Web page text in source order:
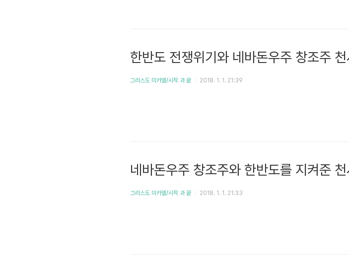
한반도 전쟁위기와 네바돈우주 창조주
그리스도 미카엘/시작 과 끝 2018. 1. 1. 21:39
네바돈우주 창조주와 한반도를 지켜준
그리스도 미카엘/시작 과 끝 2018. 1. 1. 21:33